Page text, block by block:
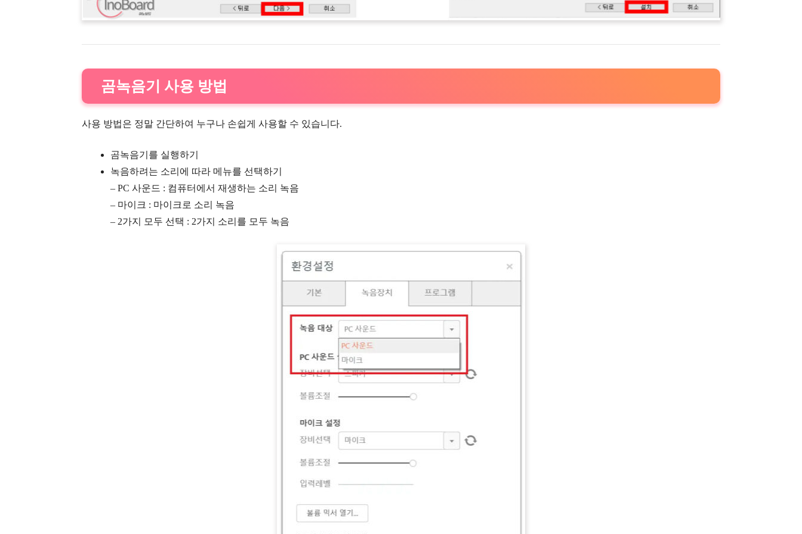
곰녹음기 사용 방법
사용 방법은 정말 간단하여 누구나 손쉽게 사용할 수 있습니다.
곰녹음기를 실행하기
녹음하려는 소리에 따라 메뉴를 선택하기
– PC 사운드 : 컴퓨터에서 재생하는 소리 녹음
– 마이크 : 마이크로 소리 녹음
– 2가지 모두 선택 : 2가지 소리를 모두 녹음